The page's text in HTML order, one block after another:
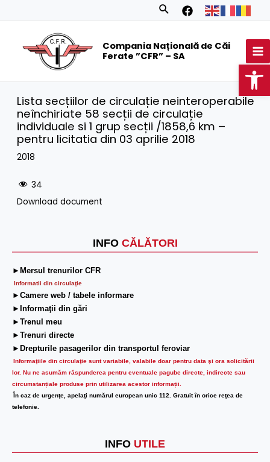
Search
Compania Națională de Căi
Ferate ”CFR” – SA
INFO CĂLĂTORI
►Mersul trenurilor CFR
Informatii din circulaţie
►Camere web / tabele informare
►Informaţii din gări
►Trenul meu
►Trenuri directe
►Drepturile pasagerilor din transportul feroviar
Informaţiile din circulaţie sunt variabile, valabile doar pentru data şi ora solicitării
lor. Nu ne asumăm răspunderea pentru eventuale pagube directe, indirecte sau
circumstanțiale produse prin utilizarea acestor informații.
În caz de urgenţe, apelaţi numărul european unic 112. Gratuit în orice reţea de
telefonie.
INFO UTILE
Lista secțiilor de circulație neinteroperabile
neînchiriate 58 secții de circulație
individuale si 1 grup secții /1858,6 km –
pentru licitatia din 03 aprilie 2018
2018
34
Download document